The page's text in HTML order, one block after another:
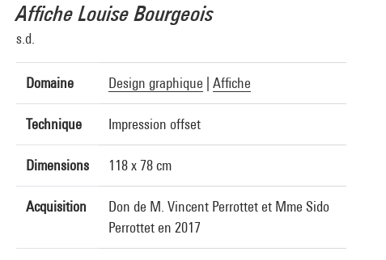
Affiche Louise Bourgeois
s.d.
Domaine Design graphique Affiche
Technique Impression offset
Dimensions 118 x 78 cm
Acquisition
Don de M. Vincent Perrottet et Mme Sido
Perrottet en 2017